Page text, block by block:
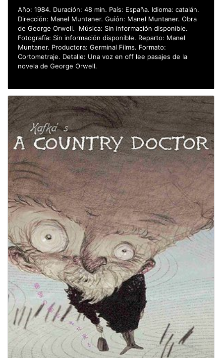
Año: 1984. Duración: 48 min. País: España. Idioma: catalán.
Dirección: Manel Muntaner. Guión: Manel Muntaner. Obra
de George Orwell. Música: Sin información disponible.
Fotografía: Sin información disponible. Reparto: Manel
Muntaner. Productora: Germinal Films. Formato:
Cortometraje. Detalle: Una voz en off lee pasajes de la
novela de George Orwell.